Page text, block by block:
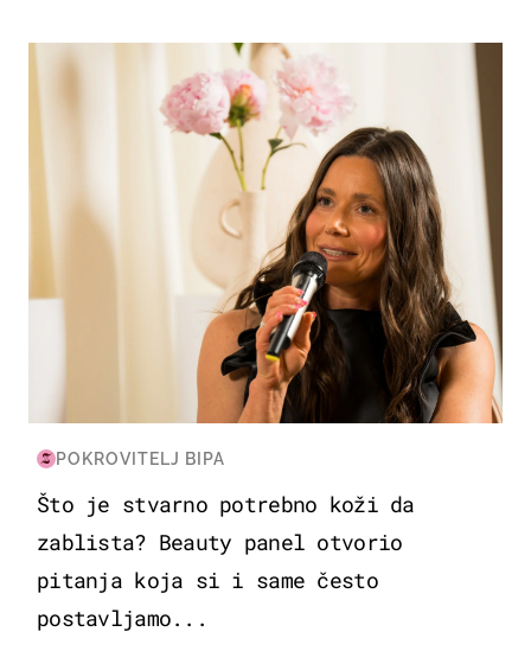
MODA & LJEPOTA
POKROVITELJ BIPA
Što je stvarno potrebno koži da
zablista? Beauty panel otvorio
pitanja koja si i same često
postavljamo...